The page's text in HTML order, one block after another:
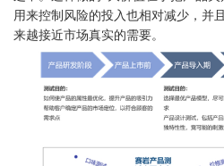
用来控制风险的投入也相对减少，并
来越接近市场真实的需要。